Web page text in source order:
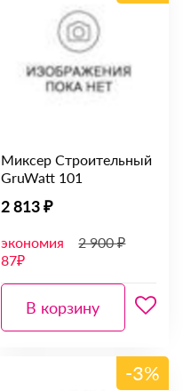
Миксер Строительный
GruWatt 101
2 813 ₽
экономия
87₽
2 900 ₽
В корзину
-3%